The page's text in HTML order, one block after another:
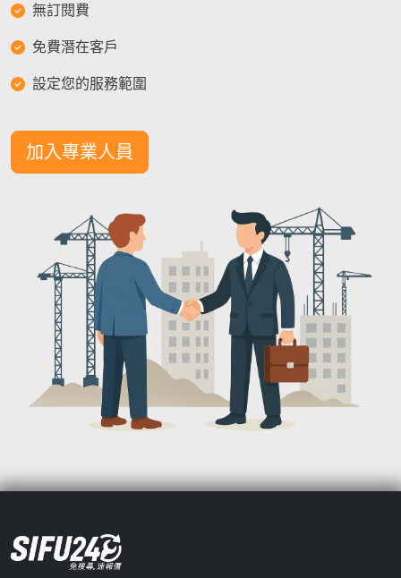
無訂閱費
免費潛在客戶
設定您的服務範圍
加入專業人員